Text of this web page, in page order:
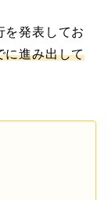
を発表してお
に進み出して